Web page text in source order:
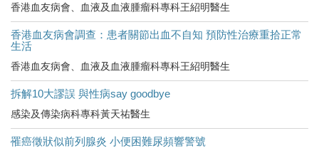
香港血友病會、血液及血液腫瘤科專科王紹明醫生
香港血友病會調查：患者關節出血不自知 預防性治療重拾正常
生活
香港血友病會、血液及血液腫瘤科專科王紹明醫生
拆解10大謬誤 與性病say goodbye
感染及傳染病科專科黃天祐醫生
罹癌徵狀似前列腺炎 小便困難尿頻響警號